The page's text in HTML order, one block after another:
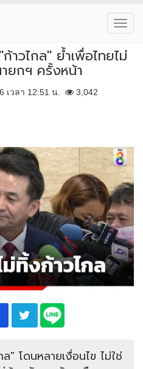
าวไกล" ย้ำเพื่อไทยไม่
ยกฯ ครั้งหน้า
เวลา 12:51 น. 3,042
" โดนหลายเงื่อนไข ไม่ใช่